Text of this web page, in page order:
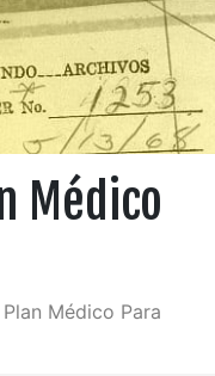
Médico
Médico Para